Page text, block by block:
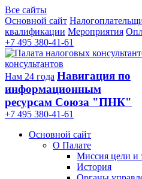
Все сайты
Основной сайт
квалификации Мероприятия
+7 495 380-41-61
консультантов
Нам 24 года Навигация по
информационным
ресурсам Союза "ПНК"
+7 495 380‑41‑61
Основной сайт
О Палате
Миссия цели и
История